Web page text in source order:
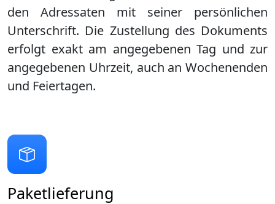
den Adressaten mit seiner persönlichen
Unterschrift. Die Zustellung des Dokuments
erfolgt exakt am angegebenen Tag und zur
angegebenen Uhrzeit, auch an Wochenenden
und Feiertagen.
Paketlieferung